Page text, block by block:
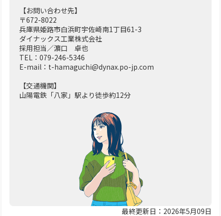
【お問い合わせ先】
〒672-8022
兵庫県姫路市白浜町宇佐崎南1丁目61-3
ダイナックス工業株式会社
採用担当／濵口 卓也
TEL：079-246-5346
E-mail：t-hamaguchi@dynax.po-jp.com
【交通機関】
山陽電鉄「八家」駅より徒歩約12分
最終更新日：2026年5月09日